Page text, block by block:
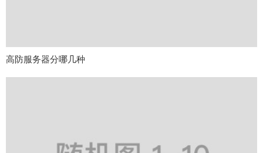
高防服务器分哪几种